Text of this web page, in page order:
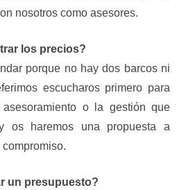
nosotros como asesores.
los precios?
porque no hay dos barcos ni
escucharos primero para
o la gestión que
os haremos una propuesta a
un presupuesto?